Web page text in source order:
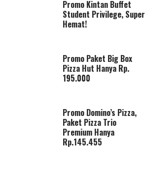
Promo Kintan Buffet
Student Privilege, Super
Hemat!
Promo Paket Big Box
Pizza Hut Hanya Rp.
195.000
Promo Domino’s Pizza,
Paket Pizza Trio
Premium Hanya
Rp.145.455